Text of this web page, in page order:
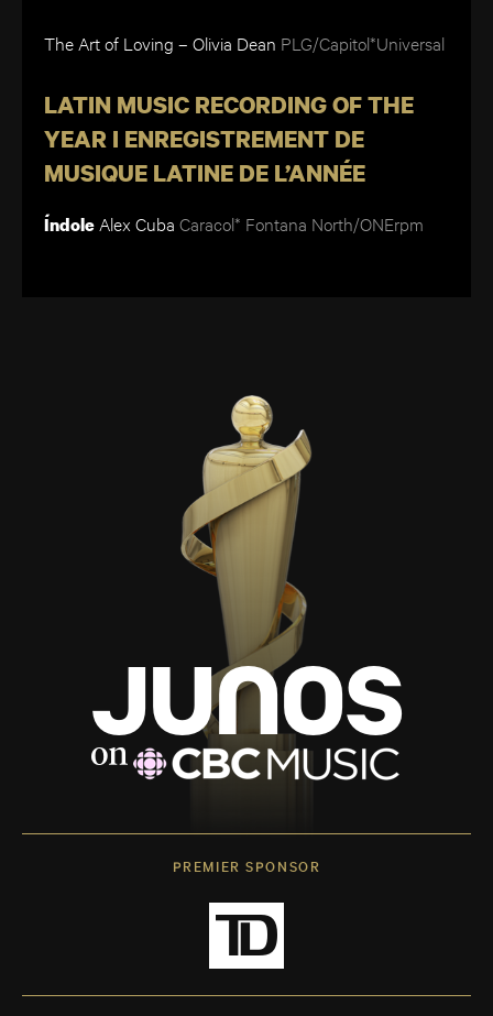
The Art of Loving – Olivia Dean PLG/Capitol*Universal
LATIN MUSIC RECORDING OF THE
YEAR I ENREGISTREMENT DE
MUSIQUE LATINE DE L’ANNÉE
Índole Alex Cuba Caracol* Fontana North/ONErpm
PREMIER SPONSOR